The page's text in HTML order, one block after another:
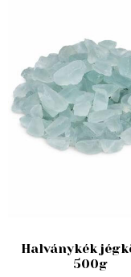
Halványkék
500g